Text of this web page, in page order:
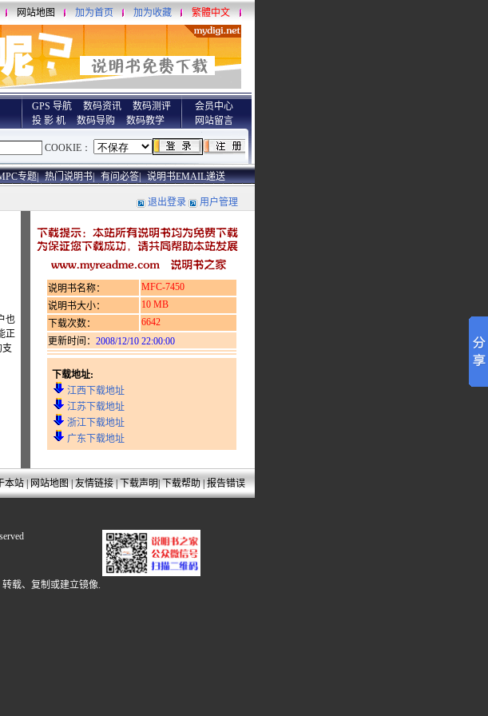
网站地图 加为首页 加为收藏 繁體中文
GPS 导航 数码资讯
数码测评
投 影 机
数码导购 数码教学
会员中心
网站留言
专题| 热门说明书| 有问必答| 说明书EMAIL递送
退出登录 用户管理
也
正
支
说明书名称：
MFC-7450
说明书大小：
10 MB
下载次数：
6642
更新时间： 2008/12/10 22:00:00
下载地址:
江西下载地址
江苏下载地址
浙江下载地址
广东下载地址
本站|网站地图|友情链接|下载声明|下载帮助|报告错误
载、复制或建立镜像.